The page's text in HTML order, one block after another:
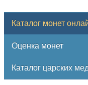
Каталог монет
Оценка монет
Каталог царских